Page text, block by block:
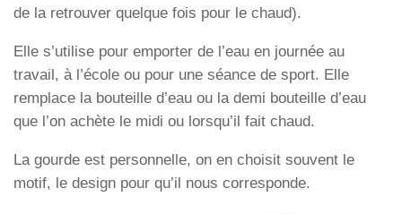
de la retrouver quelque fois pour le chaud).
Elle s’utilise pour emporter de l’eau en journée au
travail, à l’école ou pour une séance de sport. Elle
remplace la bouteille d’eau ou la demi bouteille d’eau
que l’on achète le midi ou lorsqu’il fait chaud.
La gourde est personnelle, on en choisit souvent le
motif, le design pour qu’il nous corresponde.